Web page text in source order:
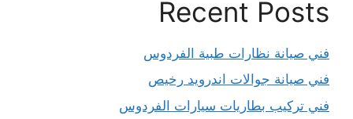
Recent Posts
فني صيانة نظارات طبية الفردوس
فني صيانة جوالات اندرويد رخيص
فني تركيب بطاريات سيارات الفردوس